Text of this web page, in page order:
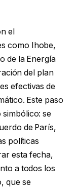
el
como Ihobe,
de la Energía
del plan
efectivas de
Este paso
se
de París,
políticas
esta fecha,
a todos los
que se